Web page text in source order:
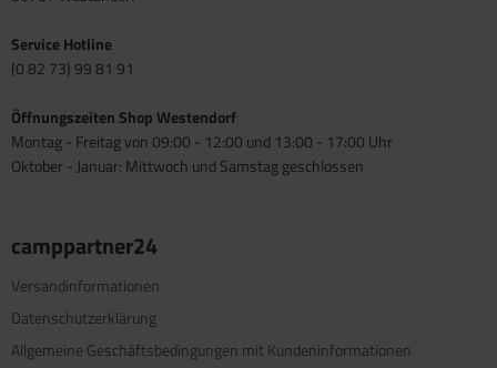
Service Hotline
(0 82 73) 99 81 91
Öffnungszeiten Shop Westendorf
Montag - Freitag von 09:00 - 12:00 und 13:00 - 17:00 Uhr
Oktober - Januar: Mittwoch und Samstag geschlossen
camppartner24
Versandinformationen
Datenschutzerklärung
Allgemeine Geschäftsbedingungen mit Kundeninformationen